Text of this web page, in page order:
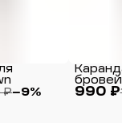
₽−9% 990 ₽